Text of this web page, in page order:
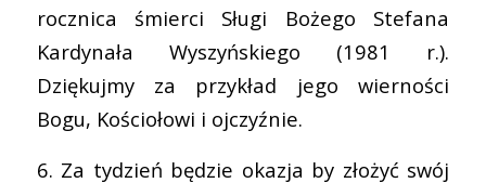
rocznica śmierci Sługi Bożego Stefana
Kardynała Wyszyńskiego (1981 r.).
Dziękujmy za przykład jego wierności
Bogu, Kościołowi i ojczyźnie.
6. Za tydzień będzie okazja by złożyć swój